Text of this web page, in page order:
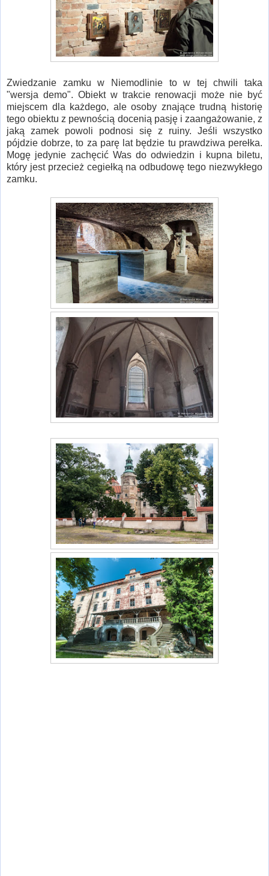
Zwiedzanie zamku w Niemodlinie to w tej chwili taka
"wersja demo". Obiekt w trakcie renowacji może nie być
miejscem dla każdego, ale osoby znające trudną historię
tego obiektu z pewnością docenią pasję i zaangażowanie, z
jaką zamek powoli podnosi się z ruiny. Jeśli wszystko
pójdzie dobrze, to za parę lat będzie tu prawdziwa perełka.
Mogę jedynie zachęcić Was do odwiedzin i kupna biletu,
który jest przecież cegiełką na odbudowę tego niezwykłego
zamku.